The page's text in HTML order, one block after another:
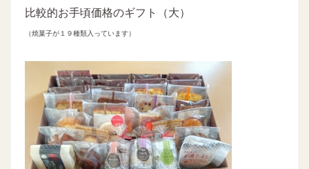
比較的お手頃価格のギフト（大）
（焼菓子が１９種類入っています）